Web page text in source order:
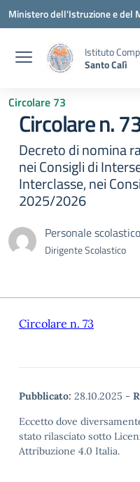
Vai ai contenuti
Vai al menu di navigazione
Vai al footer
Ministero dell'Istruzione e del
Istituto
Santo Calì
Circolare 73
Circolare n.
Decreto di nomina
nei Consigli di
Interclasse, nei
2025/2026
Personale scolastico
Dirigente Scolastico
Circolare n. 73
Pubblicato: 28.10.2025 -
Eccetto dove
stato rilasciato sotto
Attribuzione 4.0 Italia.